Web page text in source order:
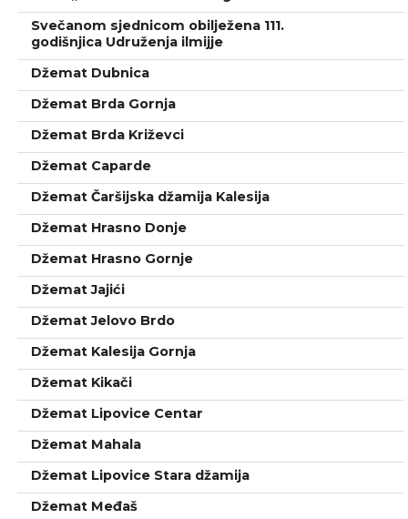
Svečanom sjednicom obilježena 111.
godišnjica Udruženja ilmijje
Džemat Dubnica
Džemat Brda Gornja
Džemat Brda Križevci
Džemat Caparde
Džemat Čaršijska džamija Kalesija
Džemat Hrasno Donje
Džemat Hrasno Gornje
Džemat Jajići
Džemat Jelovo Brdo
Džemat Kalesija Gornja
Džemat Kikači
Džemat Lipovice Centar
Džemat Mahala
Džemat Lipovice Stara džamija
Džemat Međaš